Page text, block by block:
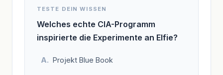
TESTE DEIN WISSEN
Welches echte CIA-Programm
inspirierte die Experimente an Elfie?
Projekt Blue Book